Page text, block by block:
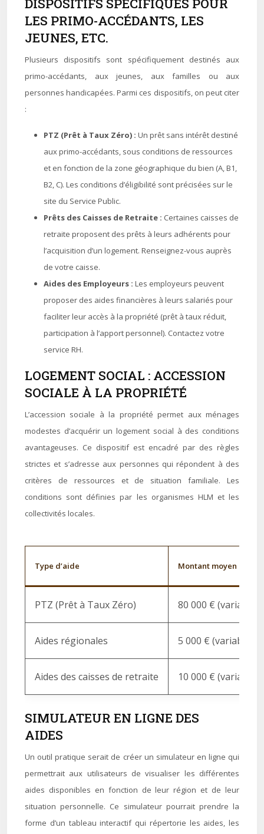
DISPOSITIFS SPÉCIFIQUES POUR
LES PRIMO-ACCÉDANTS, LES
JEUNES, ETC.
Plusieurs dispositifs sont spécifiquement destinés aux
primo-accédants, aux jeunes, aux familles ou aux
personnes handicapées. Parmi ces dispositifs, on peut citer
:
PTZ (Prêt à Taux Zéro) : Un prêt sans intérêt destiné
aux primo-accédants, sous conditions de ressources
et en fonction de la zone géographique du bien (A, B1,
B2, C). Les conditions d’éligibilité sont précisées sur le
site du Service Public.
Prêts des Caisses de Retraite : Certaines caisses de
retraite proposent des prêts à leurs adhérents pour
l’acquisition d’un logement. Renseignez-vous auprès
de votre caisse.
Aides des Employeurs : Les employeurs peuvent
proposer des aides financières à leurs salariés pour
faciliter leur accès à la propriété (prêt à taux réduit,
participation à l’apport personnel). Contactez votre
service RH.
LOGEMENT SOCIAL : ACCESSION
SOCIALE À LA PROPRIÉTÉ
L’accession sociale à la propriété permet aux ménages
modestes d’acquérir un logement social à des conditions
avantageuses. Ce dispositif est encadré par des règles
strictes et s’adresse aux personnes qui répondent à des
critères de ressources et de situation familiale. Les
conditions sont définies par les organismes HLM et les
collectivités locales.
Type d’aide Montant moyen de
PTZ (Prêt à Taux Zéro) 80 000 € (variable
Aides régionales 5 000 € (variable
Aides des caisses de retraite 10 000 € (variable
SIMULATEUR EN LIGNE DES
AIDES
Un outil pratique serait de créer un simulateur en ligne qui
permettrait aux utilisateurs de visualiser les différentes
aides disponibles en fonction de leur région et de leur
situation personnelle. Ce simulateur pourrait prendre la
forme d’un tableau interactif qui répertorie les aides, les